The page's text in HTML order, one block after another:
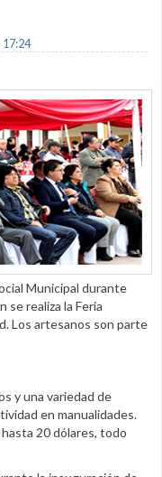
17:24
Municipal durante
se realiza la Feria
Los artesanos son parte
y una variedad de
en manualidades.
20 dólares, todo